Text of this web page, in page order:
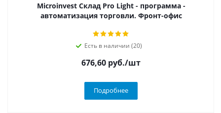
Microinvest Склад Pro Light - программа -
автоматизация торговли. Фронт-офис
Есть в наличии (20)
676,60 руб./шт
Подробнее